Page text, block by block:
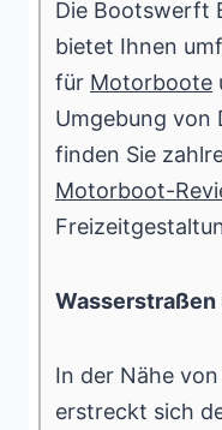
Die Bootswerft
bietet Ihnen
für Motorboote
Umgebung von
finden Sie
Motorboot-
Wasserstraßen
In der Nähe
erstreckt sich